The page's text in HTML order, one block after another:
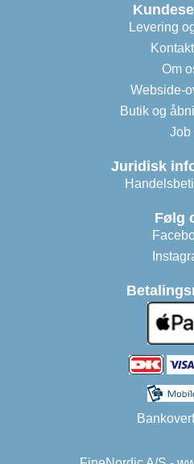
Levering
Om
Webside-
Butik og
Job
Juridisk
Følg